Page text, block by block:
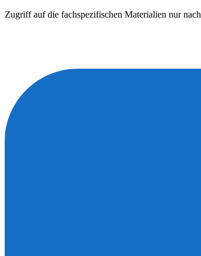
Zugriff auf die fachspezifischen Materialien nur nach